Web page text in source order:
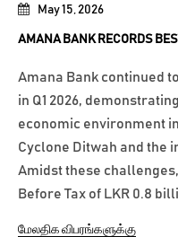
May 15, 2026
AMANA BANK RECORDS
Amana Bank continued
in Q1 2026,
economic environment
Cyclone Ditwah and the
Amidst these
Before Tax of LKR 0.8
மேலதிக விபரங்களுக்கு